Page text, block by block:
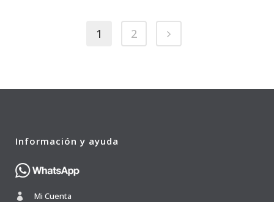
1 2
Información y ayuda
Mi Cuenta